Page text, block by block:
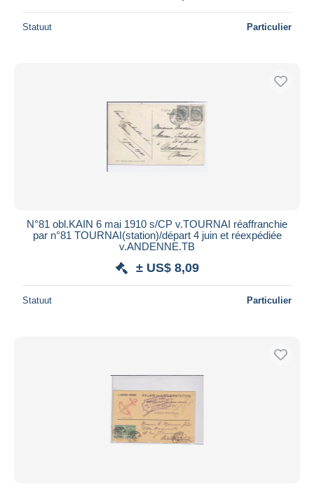
Statuut Particulier
N°81 obl.KAIN 6 mai 1910 s/CP v.TOURNAI réaffranchie
par n°81 TOURNAI(station)/départ 4 juin et réexpédiée
v.ANDENNE.TB
± US$ 8,09
Statuut Particulier